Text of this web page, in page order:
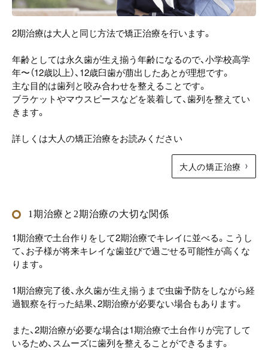
2期治療は大人と同じ方法で矯正治療を行います。
年齢としては永久歯が生え揃う年齢になるので、小学校高学
年〜（12歳以上）、12歳臼歯が萠出したあとが理想です。
主な目的は歯列と咬み合わせを整えることです。
ブラケットやマウスピースなどを装着して、歯列を整えてい
きます。
詳しくは大人の矯正治療をお読みください
大人の矯正治療
1期治療と2期治療の大切な関係
1期治療で土台作りをして2期治療でキレイに並べる。こうし
て、お子様が将来キレイな歯並びで過ごせる可能性が高くな
ります。
1期治療完了後、永久歯が生え揃うまで虫歯予防をしながら経
過観察を行った結果、2期治療が必要ない場合もあります。
また、2期治療が必要な場合は1期治療で土台作りが完了して
いるため、スムーズに歯列を整えることができるます。